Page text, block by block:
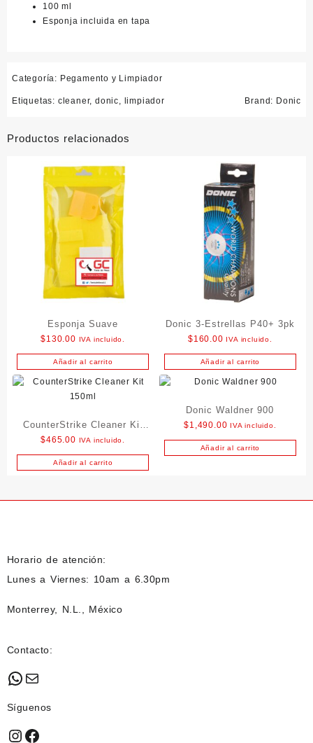
100 ml
Esponja incluida en tapa
Categoría: Pegamento y Limpiador
Etiquetas: cleaner,donic limpiador Brand: Donic
Productos relacionados
Esponja Suave
$130.00 IVA incluido.
Añadir al carrito
Donic 3-Estrellas P40+ 3pk
$160.00 IVA incluido.
Añadir al carrito
CounterStrike Cleaner Kit
150ml
$465.00 IVA incluido.
Añadir al carrito
Donic Waldner 900
$1,490.00 IVA incluido.
Añadir al carrito
Horario de atención:
Lunes a Viernes: 10am a 6.30pm
Monterrey, N.L., México
Contacto:
WhatsApp
Mail
Síguenos
Instagram
Facebook